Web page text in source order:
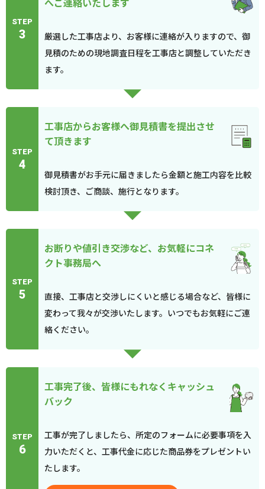
STEP
3
厳選した工事店より、お客様に連絡が入りますので、御
見積のための現地調査日程を工事店と調整していただき
ます。
STEP
4
工事店からお客様へ御見積書を提出させ
て頂きます
御見積書がお手元に届きましたら金額と施工内容を比較
検討頂き、ご商談、施行となります。
STEP
5
お断りや値引き交渉など、お気軽にコネ
クト事務局へ
直接、工事店と交渉しにくいと感じる場合など、皆様に
変わって我々が交渉いたします。いつでもお気軽にご連
絡ください。
STEP
6
工事完了後、皆様にもれなくキャッシュ
バック
工事が完了しましたら、所定のフォームに必要事項を入
力いただくと、工事代金に応じた商品券をプレゼントい
たします。